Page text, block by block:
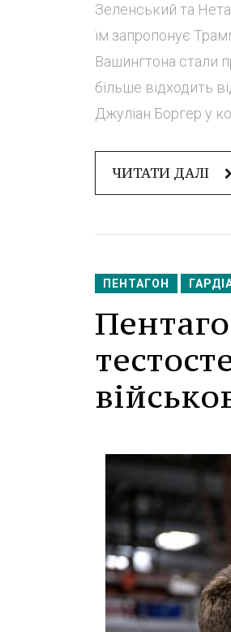
Зеленський та
їм запропонує
Вашингтона стали
більше відходить
Джуліан Боргер у
ЧИТАТИ ДАЛІ
ПЕНТАГОН